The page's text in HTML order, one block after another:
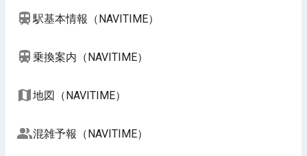
駅基本情報（NAVITIME）
乗換案内（NAVITIME）
地図（NAVITIME）
混雑予報（NAVITIME）